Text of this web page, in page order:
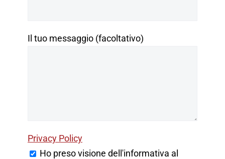
Il tuo messaggio (facoltativo)
Privacy Policy
Ho preso visione dell'informativa al